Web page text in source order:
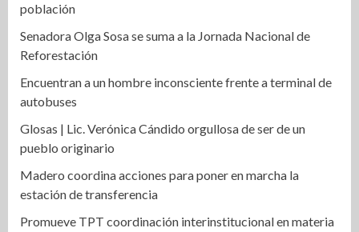
población
Senadora Olga Sosa se suma a la Jornada Nacional de
Reforestación
Encuentran a un hombre inconsciente frente a terminal de
autobuses
Glosas | Lic. Verónica Cándido orgullosa de ser de un
pueblo originario
Madero coordina acciones para poner en marcha la
estación de transferencia
Promueve TPT coordinación interinstitucional en materia